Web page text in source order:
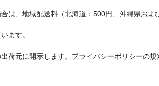
は、地域配送料（北海道：500円、沖縄県お
ます。
荷元に開示します。プライバシーポリシーの規